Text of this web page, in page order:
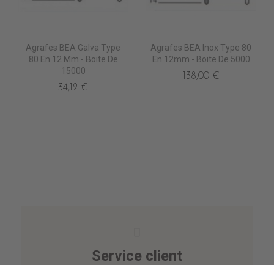
Agrafes BEA Galva Type
80 En 12 Mm - Boite De
15000
34,12 €
Agrafes BEA Inox Type 80
En 12mm - Boite De 5000
138,00 €
Service client